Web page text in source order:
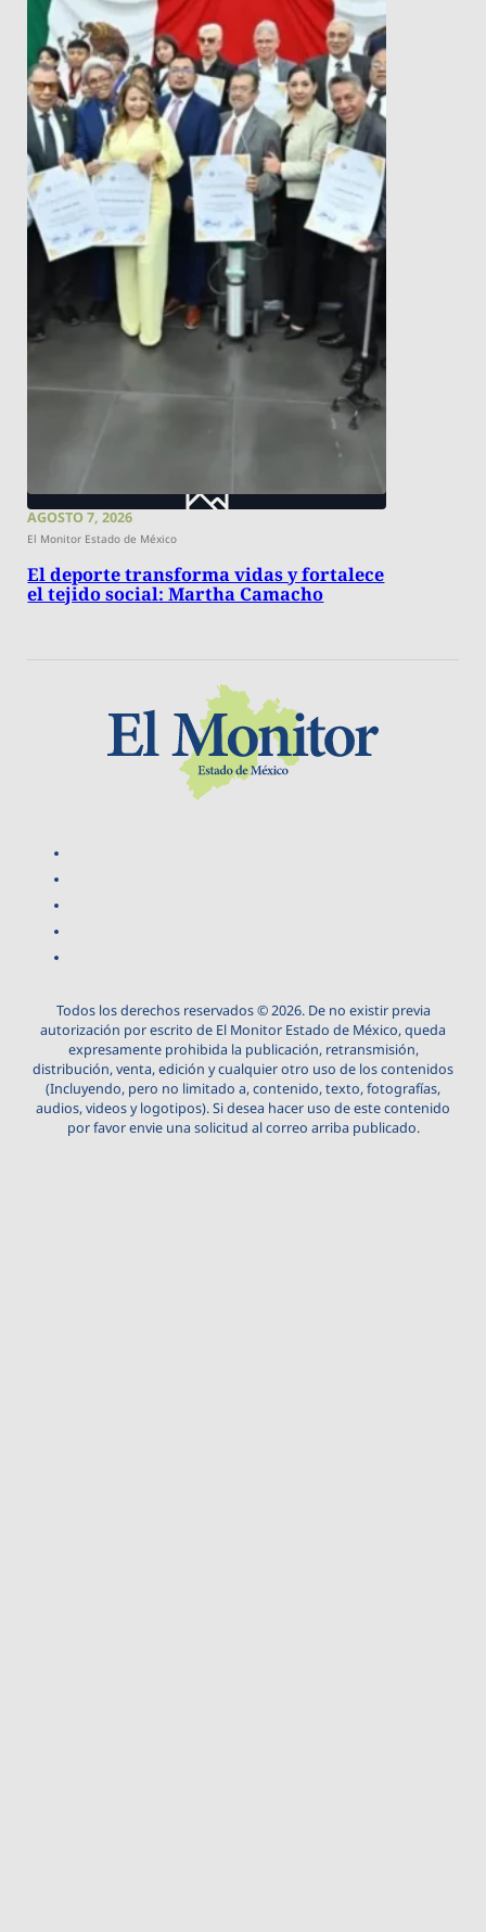
AGOSTO 7, 2026
El Monitor Estado de México
El deporte transforma vidas y fortalece
el tejido social: Martha Camacho
Todos los derechos reservados © 2026. De no existir previa
autorización por escrito de El Monitor Estado de México, queda
expresamente prohibida la publicación, retransmisión,
distribución, venta, edición y cualquier otro uso de los contenidos
(Incluyendo, pero no limitado a, contenido, texto, fotografías,
audios, videos y logotipos). Si desea hacer uso de este contenido
por favor envie una solicitud al correo arriba publicado.